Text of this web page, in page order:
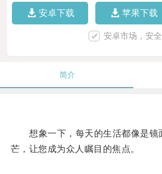
安卓下载 苹果下载
安卓市场，安
简介
想象一下，每天的生活都像是镜
芒，让您成为众人瞩目的焦点。